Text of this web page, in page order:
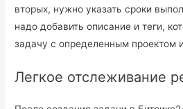
вторых, нужно указать сроки
надо добавить описание и теги,
задачу с определенным проектом
Легкое отслеживание